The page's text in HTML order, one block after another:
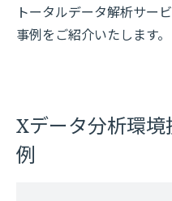
トータルデータ解析サー
事例をご紹介いたします。
Xデータ分析環
例